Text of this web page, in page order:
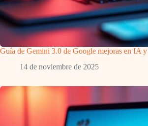
Guía de Gemini 3.0 de Google mejoras en IA y
14 de noviembre de 2025